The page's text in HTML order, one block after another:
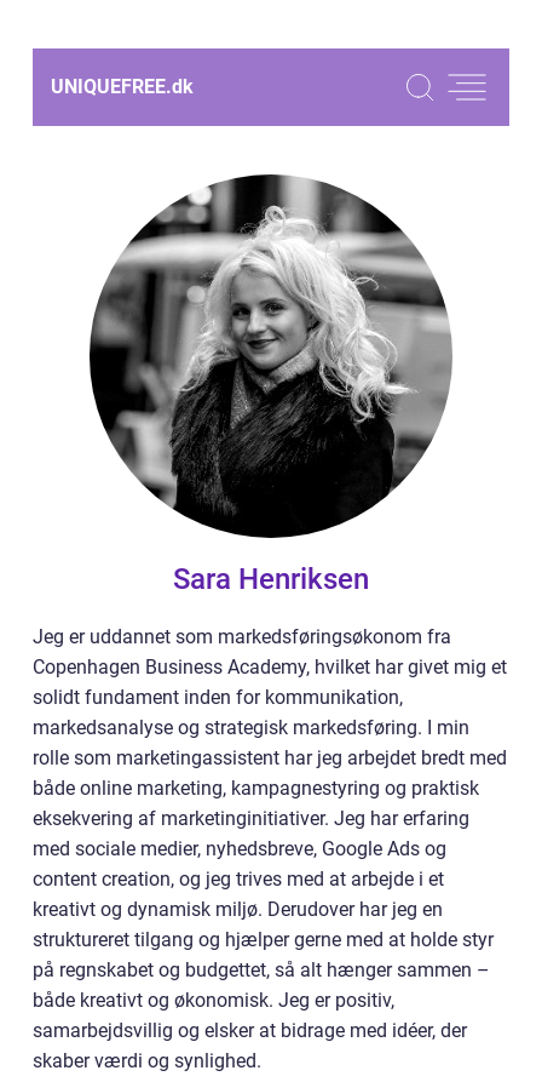
UNIQUEFREE.dk
Sara Henriksen
Jeg er uddannet som markedsføringsøkonom fra
Copenhagen Business Academy, hvilket har givet mig et
solidt fundament inden for kommunikation,
markedsanalyse og strategisk markedsføring. I min
rolle som marketingassistent har jeg arbejdet bredt med
både online marketing, kampagnestyring og praktisk
eksekvering af marketinginitiativer. Jeg har erfaring
med sociale medier, nyhedsbreve, Google Ads og
content creation, og jeg trives med at arbejde i et
kreativt og dynamisk miljø. Derudover har jeg en
struktureret tilgang og hjælper gerne med at holde styr
på regnskabet og budgettet, så alt hænger sammen –
både kreativt og økonomisk. Jeg er positiv,
samarbejdsvillig og elsker at bidrage med idéer, der
skaber værdi og synlighed.